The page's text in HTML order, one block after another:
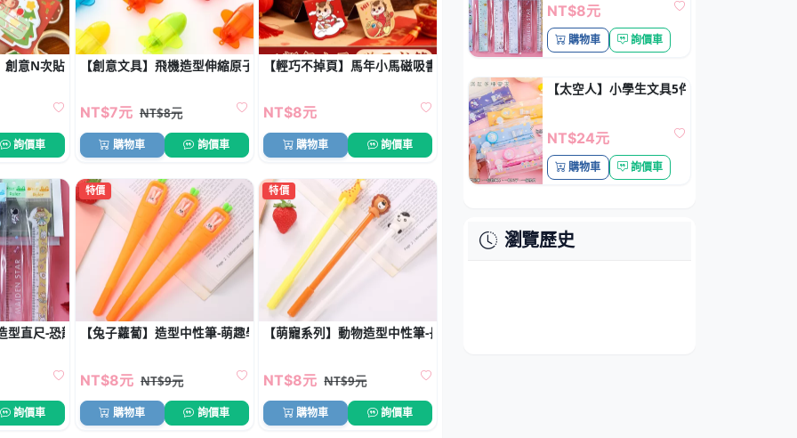
NT$8元
購物車 詢價車
【太空人】小學生文具5件組 - 可愛卡通學習
NT$24元
購物車 詢價車
瀏覽歷史
創意N次貼-雪人聖誕老人
詢價車
【創意文具】飛機造型伸縮原子筆 - 趣味航空主題圓珠筆
NT$7元 NT$8元
購物車 詢價車
【輕巧不掉頁】馬年小馬磁吸書籤－創意閱讀書夾 新年小禮物
NT$8元
購物車 詢價車
型直尺-恐龍太空人學生文具
詢價車
特價
【兔子蘿蔔】造型中性筆-萌趣學生文具
NT$8元 NT$9元
購物車 詢價車
特價
【萌寵系列】動物造型中性筆-長頸鹿獅子小牛
NT$8元 NT$9元
購物車 詢價車